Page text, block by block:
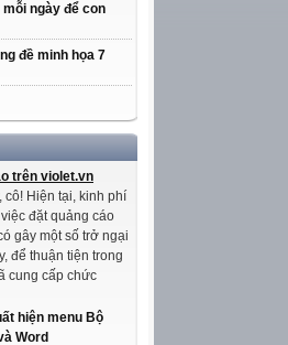
ngày để con
đề minh họa 7
trên violet.vn
cô! Hiện tại, kinh phí
đặt quảng cáo
gây một số trở ngại
để thuận tiện trong
cung cấp chức
hiện menu Bộ
Word